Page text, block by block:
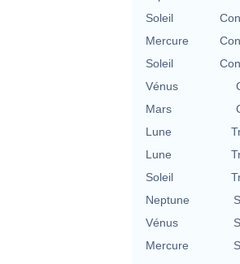
Soleil
Mercure
Soleil
Vénus
Mars
Lune
Lune
Soleil
Neptune
Vénus
Mercure